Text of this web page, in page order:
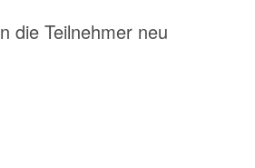
die Teilnehmer neu